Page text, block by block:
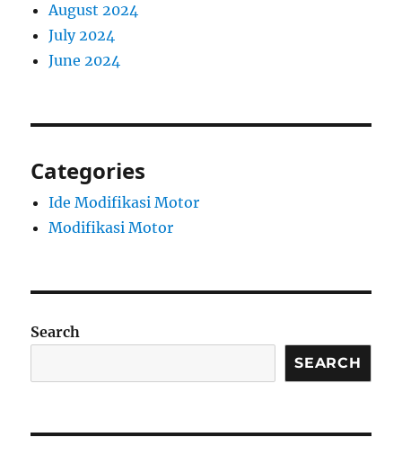
August 2024
July 2024
June 2024
Categories
Ide Modifikasi Motor
Modifikasi Motor
Search
SEARCH